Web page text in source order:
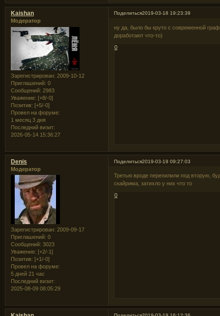
Поделиться2019-03-18 19:23:39
Kaishan
Модератор
Зарегистрирован: 2009-10-12
Приглашений: 0
Сообщений: 2983
Уважение: [+8/-0]
Позитив: [+5/-0]
Провел на форуме:
1 месяц 3 дня
Последний визит:
2026-05-14 15:36:27
ну да, было бы круто с современной
доработают что-то)
0
Поделиться2019-03-19 09:27:03
Denis
Модератор
Зарегистрирован: 2009-09-17
Приглашений: 0
Сообщений: 3023
Уважение: [+2/-1]
Позитив: [+1/-0]
Провел на форуме:
5 дней 21 час
Последний визит:
2025-08-09 08:05:29
Третью вроде перепилили под вторую,
скайрима, затихло у них что то
0